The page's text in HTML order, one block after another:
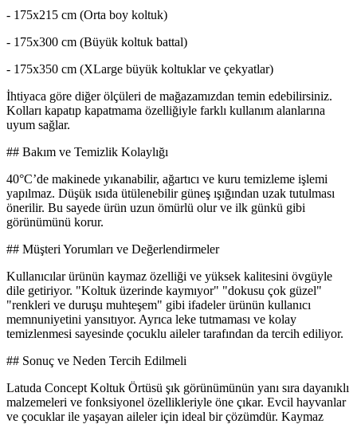
- 175x215 cm (Orta boy koltuk)
- 175x300 cm (Büyük koltuk battal)
- 175x350 cm (XLarge büyük koltuklar ve çekyatlar)
İhtiyaca göre diğer ölçüleri de mağazamızdan temin edebilirsiniz.
Kolları kapatıp kapatmama özelliğiyle farklı kullanım alanlarına
uyum sağlar.
## Bakım ve Temizlik Kolaylığı
40°C’de makinede yıkanabilir, ağartıcı ve kuru temizleme işlemi
yapılmaz. Düşük ısıda ütülenebilir güneş ışığından uzak tutulması
önerilir. Bu sayede ürün uzun ömürlü olur ve ilk günkü gibi
görünümünü korur.
## Müşteri Yorumları ve Değerlendirmeler
Kullanıcılar ürünün kaymaz özelliği ve yüksek kalitesini övgüyle
dile getiriyor. "Koltuk üzerinde kaymıyor" "dokusu çok güzel"
"renkleri ve duruşu muhteşem" gibi ifadeler ürünün kullanıcı
memnuniyetini yansıtıyor. Ayrıca leke tutmaması ve kolay
temizlenmesi sayesinde çocuklu aileler tarafından da tercih ediliyor.
## Sonuç ve Neden Tercih Edilmeli
Latuda Concept Koltuk Örtüsü şık görünümünün yanı sıra dayanıklı
malzemeleri ve fonksiyonel özellikleriyle öne çıkar. Evcil hayvanlar
ve çocuklar ile yaşayan aileler için ideal bir çözümdür. Kaymaz